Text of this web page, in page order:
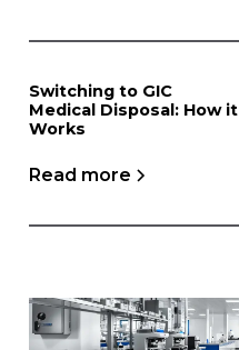
Switching to GIC
Medical Disposal: How it
Works
Read more